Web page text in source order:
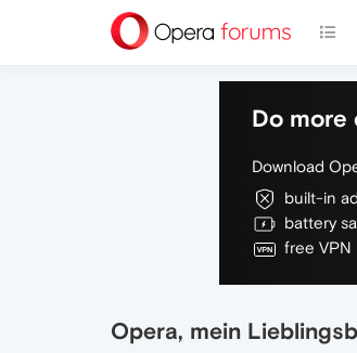
Do more
Download
built-in
battery
free VPN
Opera, mein